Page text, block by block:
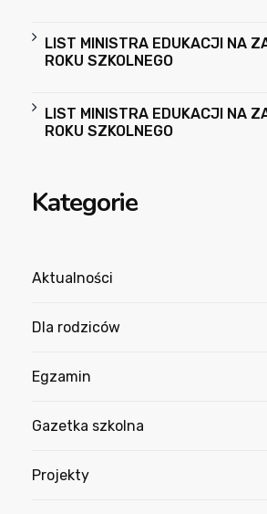
LIST MINISTRA EDUKACJI NA
ROKU SZKOLNEGO
LIST MINISTRA EDUKACJI NA
ROKU SZKOLNEGO
Kategorie
Aktualności
Dla rodziców
Egzamin
Gazetka szkolna
Projekty